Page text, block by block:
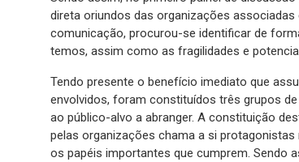
direta oriundos das organizações
comunicação, procurou-se identificar de
temos, assim como as fragilidades e
Tendo presente o benefício imediato que
envolvidos, foram constituídos três grupos
ao público-alvo a abranger. A constituição
pelas organizações chama a si
os papéis importantes que cumprem. Sendo